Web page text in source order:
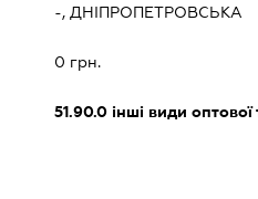
-, ДНІПРОПЕТРОВСЬКА
0 грн.
51.90.0 інші види оптової